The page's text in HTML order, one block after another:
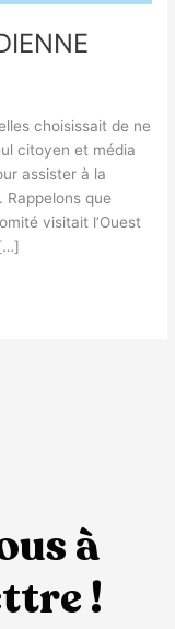
choisissait de ne
citoyen et média
assister à la
que
visitait l’Ouest
à
!